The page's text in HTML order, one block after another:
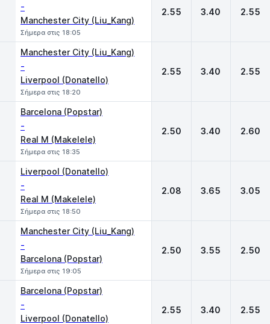
-
Manchester City (Liu_Kang)
Σήμερα στις 18:05
2.55 3.40 2.55
Manchester City (Liu_Kang)
-
Liverpool (Donatello)
Σήμερα στις 18:20
2.55 3.40 2.55
Barcelona (Popstar)
-
Real M (Makelele)
Σήμερα στις 18:35
2.50 3.40 2.60
Liverpool (Donatello)
-
Real M (Makelele)
Σήμερα στις 18:50
2.08 3.65 3.05
Manchester City (Liu_Kang)
-
Barcelona (Popstar)
Σήμερα στις 19:05
2.50 3.55 2.50
Barcelona (Popstar)
-
Liverpool (Donatello)
2.55 3.40 2.55